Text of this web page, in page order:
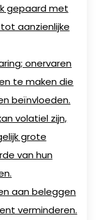
gepaard met
aanzienlijke
onervaren
te maken die
beïnvloeden.
volatiel zijn,
grote
van hun
aan beleggen
verminderen.